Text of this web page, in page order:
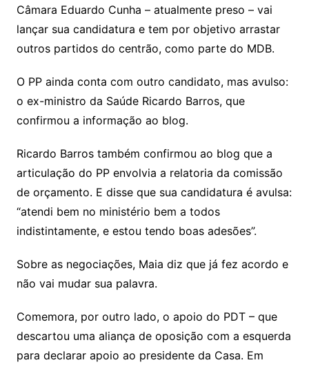
Câmara Eduardo Cunha – atualmente preso – vai
lançar sua candidatura e tem por objetivo arrastar
outros partidos do centrão, como parte do MDB.
O PP ainda conta com outro candidato, mas avulso:
o ex-ministro da Saúde Ricardo Barros, que
confirmou a informação ao blog.
Ricardo Barros também confirmou ao blog que a
articulação do PP envolvia a relatoria da comissão
de orçamento. E disse que sua candidatura é avulsa:
“atendi bem no ministério bem a todos
indistintamente, e estou tendo boas adesões”.
Sobre as negociações, Maia diz que já fez acordo e
não vai mudar sua palavra.
Comemora, por outro lado, o apoio do PDT – que
descartou uma aliança de oposição com a esquerda
para declarar apoio ao presidente da Casa. Em